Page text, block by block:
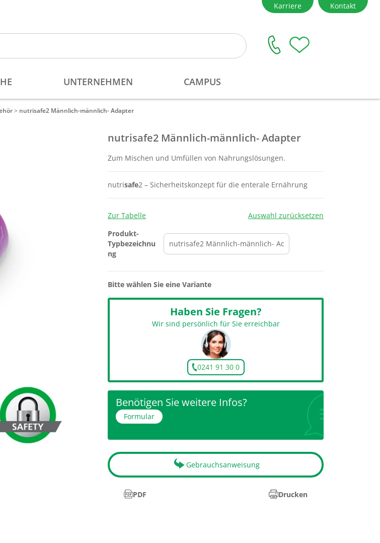
> nutrisafe2 Männlich-männlich- Adapter
nutrisafe2 Männlich-männlich- Adapter
Zum Mischen und Umfüllen von Nahrungslösungen.
nutrisafe2 – Sicherheitskonzept für die enterale Ernährung
Zur Tabelle
Auswahl zurücksetzen
Produkt-
Typbezeichnu
ng
Bitte wählen Sie eine Variante
Haben Sie Fragen?
Wir sind persönlich für Sie erreichbar
0241 91 30 0
Benötigen Sie weitere Infos?
Formular
Gebrauchsanweisung
PDF Drucken